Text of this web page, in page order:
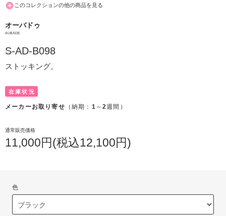
このコレクションの他の商品を見る
オーバドゥ
AUBADE
S-AD-B098
ストッキング。
在庫状況
メーカーお取り寄せ （納期： 1 ～2週間）
通常販売価格
11,000円(税込12,100円)
色